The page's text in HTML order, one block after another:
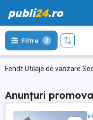
publi24.ro
Fendt Utilaje de vanzare
Filtre 2
Anunțuri